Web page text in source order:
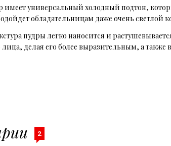
имеет универсальный холодный подтон,
обладательницам даже очень светлой
пудры легко наносится и
делая его более выразительным, а также
2